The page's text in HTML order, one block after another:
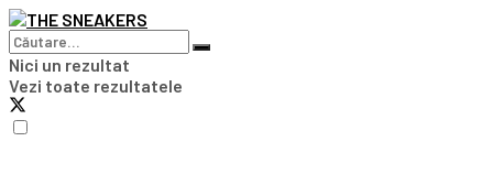
Nici un rezultat
Vezi toate rezultatele